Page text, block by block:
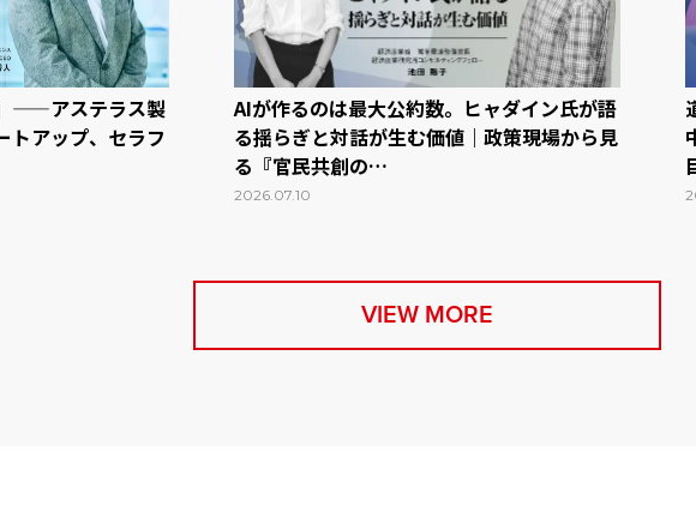
——アステラス製
アップ、セラフ
AIが作るのは最大公約数。ヒャダイン氏が語
る揺らぎと対話が生む価値｜政策現場から見
る『官民共創の…
2026.07.10
VIEW MORE